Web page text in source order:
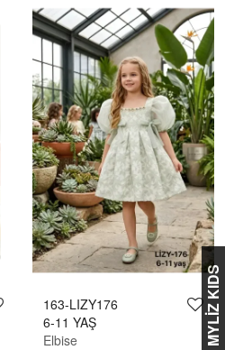
MYLİZ KIDS
163-LIZY176
6-11 YAŞ
Elbise